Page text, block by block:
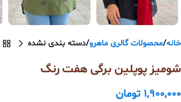
خانه محصولات گالری ماهرو دسته بندی نشده
شومیز پوپلین برگی هفت رنگ
1,900,000 تومان